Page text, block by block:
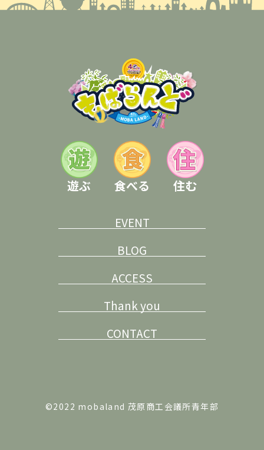
遊ぶ 食べる 住む
EVENT
BLOG
ACCESS
Thank you
CONTACT
©2022 mobaland 茂原商工会議所青年部